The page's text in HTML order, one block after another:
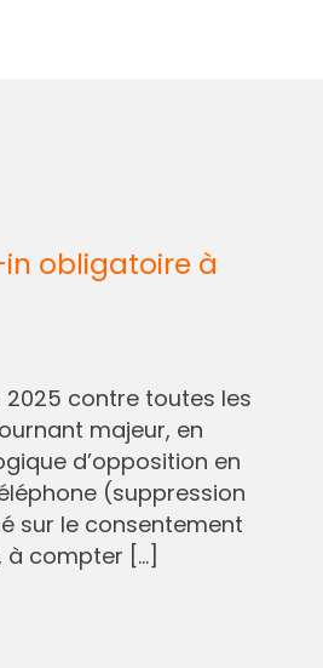
obligatoire à
2025 contre toutes les
majeur, en
d’opposition en
(suppression
sur le consentement
à compter […]